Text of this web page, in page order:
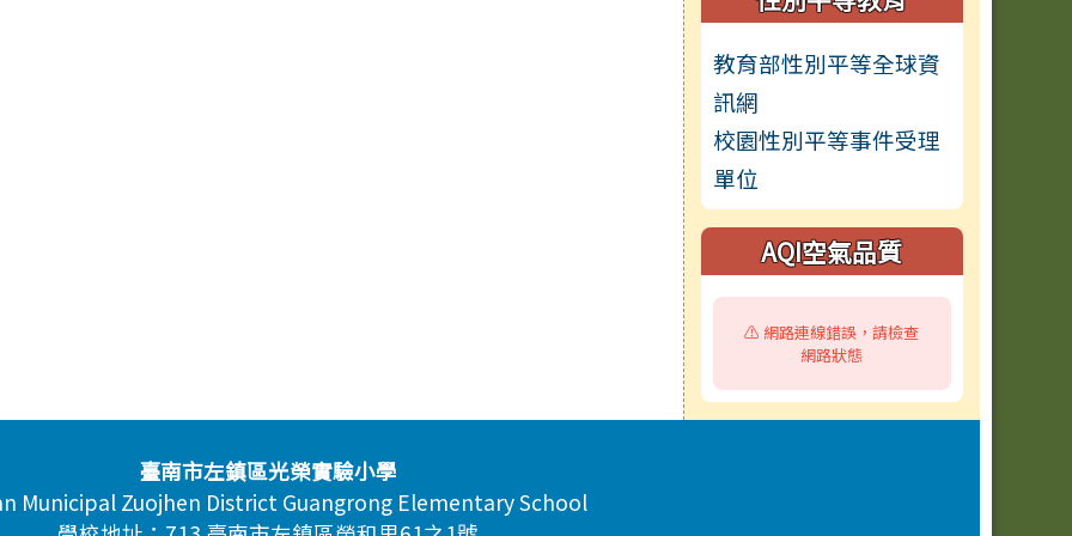
教育部性別平等全球資
訊網
校園性別平等事件受理
單位
AQI空氣品質
⚠️ 網路連線錯誤，請檢查
網路狀態
臺南市左鎮區光榮實驗小學
Municipal Zuojhen District Guangrong Elementary School